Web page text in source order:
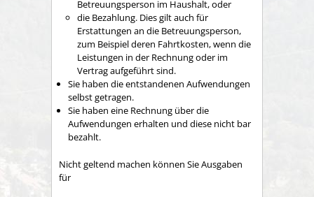
Betreuungsperson im Haushalt,oder
die Bezahlung. Dies gilt auch für
Erstattungen an die Betreuungsperson,
zum Beispiel deren Fahrtkosten, wenn die
Leistungen in der Rechnung oder im
Vertrag aufgeführt sind.
Sie haben die entstandenen Aufwendungen
selbst getragen.
Sie haben eine Rechnung über die
Aufwendungen erhalten und diese nicht bar
bezahlt.
Nicht geltend machen können Sie Ausgaben
für